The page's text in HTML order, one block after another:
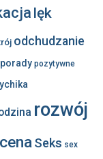
lęk
odchudzanie
porady pozytywne
rozwój
Seks sex